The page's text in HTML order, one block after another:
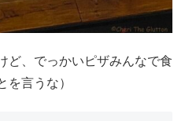
ど、でっかいピザみんなで食
を言うな）